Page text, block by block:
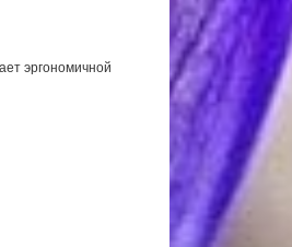
эргономичной